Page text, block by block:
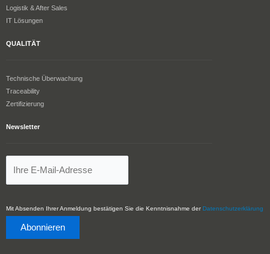
Logistik & After Sales
IT Lösungen
QUALITÄT
Technische Überwachung
Traceability
Zertifizierung
Newsletter
Mit Absenden Ihrer Anmeldung bestätigen Sie die Kenntnisnahme der Datenschutzerklärung